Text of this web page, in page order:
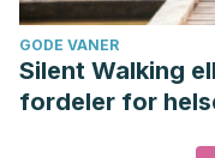
GODE VANER
Silent Walking
fordeler for